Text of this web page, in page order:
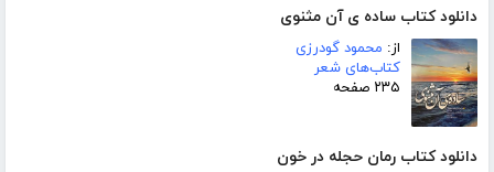
دانلود کتاب ساده ی آن مثنوی
از: محمود گودرزی
کتاب‌های شعر
۲۳۵ صفحه
دانلود کتاب رمان حجله در خون